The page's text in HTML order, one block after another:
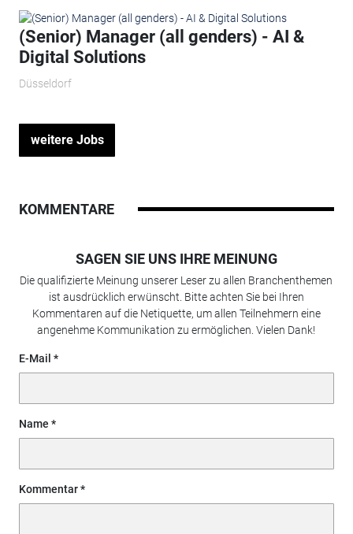
(Senior) Manager (all genders) - AI &
Digital Solutions
Düsseldorf
weitere Jobs
KOMMENTARE
SAGEN SIE UNS IHRE MEINUNG
Die qualifizierte Meinung unserer Leser zu allen Branchenthemen
ist ausdrücklich erwünscht. Bitte achten Sie bei Ihren
Kommentaren auf die Netiquette, um allen Teilnehmern eine
angenehme Kommunikation zu ermöglichen. Vielen Dank!
E-Mail
Name
Kommentar